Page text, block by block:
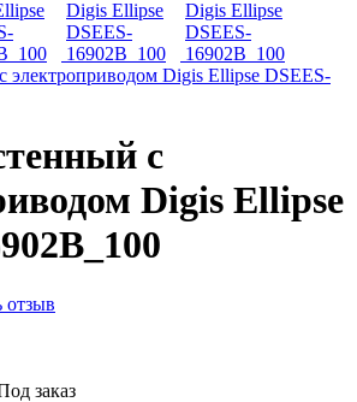
с
Digis Ellipse
отзыв
заказ